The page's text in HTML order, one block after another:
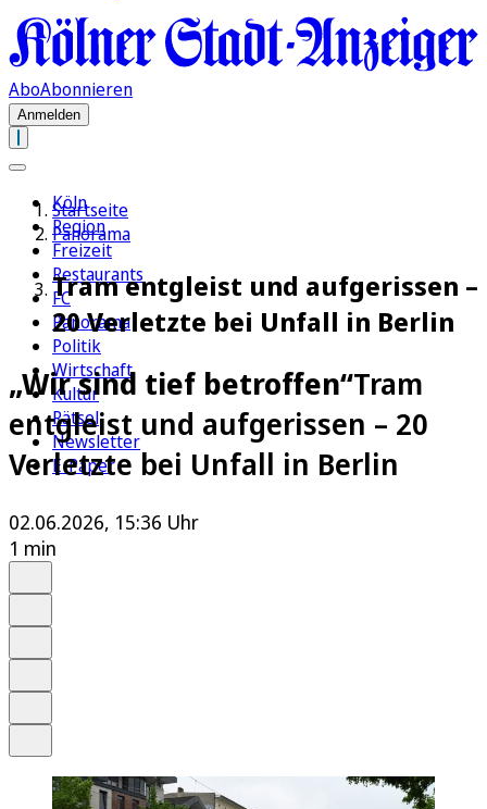
AboAbonnieren
Anmelden
Köln
Region
Freizeit
Restaurants
FC
Panorama
Politik
Wirtschaft
Kultur
Rätsel
Newsletter
E-Paper
Startseite
Panorama
Tram entgleist und aufgerissen –
20 Verletzte bei Unfall in Berlin
„Wir sind tief betroffen“Tram
entgleist und aufgerissen – 20
Verletzte bei Unfall in Berlin
02.06.2026, 15:36 Uhr
1 min